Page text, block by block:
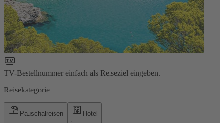
TV-Bestellnummer einfach als Reiseziel eingeben.
Reisekategorie
Pauschalreisen Hotel